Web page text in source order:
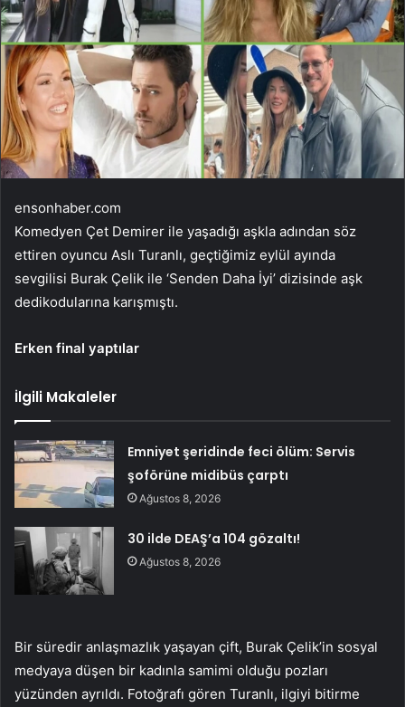
ensonhaber.com
Komedyen Çet Demirer ile yaşadığı aşkla adından söz
ettiren oyuncu Aslı Turanlı, geçtiğimiz eylül ayında
sevgilisi Burak Çelik ile ‘Senden Daha İyi’ dizisinde aşk
dedikodularına karışmıştı.
Erken final yaptılar
İlgili Makaleler
Emniyet şeridinde feci ölüm: Servis
şoförüne midibüs çarptı
Ağustos 8, 2026
30 ilde DEAŞ’a 104 gözaltı!
Ağustos 8, 2026
Bir süredir anlaşmazlık yaşayan çift, Burak Çelik’in sosyal
medyaya düşen bir kadınla samimi olduğu pozları
yüzünden ayrıldı. Fotoğrafı gören Turanlı, ilgiyi bitirme